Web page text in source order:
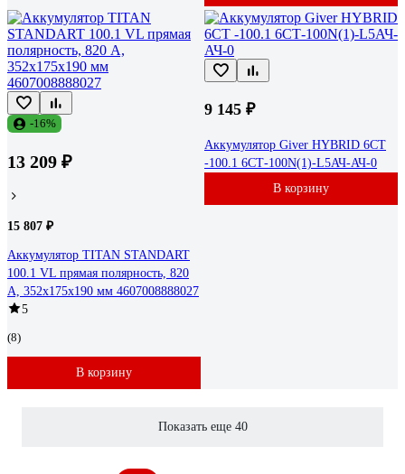
-16%
13 209 ₽
15 807 ₽
Аккумулятор TITAN STANDART
100.1 VL прямая полярность, 820
А, 352x175x190 мм 4607008888027
5
(8)
В корзину
9 145 ₽
Аккумулятор Giver HYBRID 6CT
-100.1 6СТ-100N(1)-L5АЧ-АЧ-0
В корзину
Показать еще 40